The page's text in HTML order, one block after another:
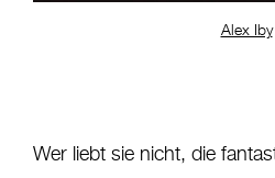
Alex Iby
Wer liebt sie nicht, die